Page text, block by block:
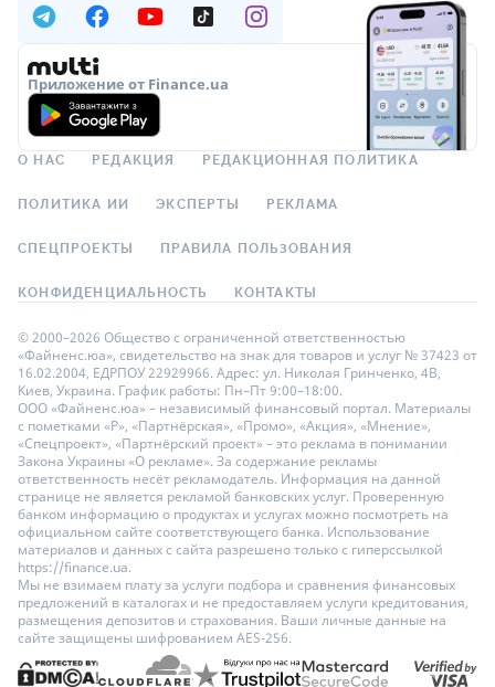
Приложение от Finance.ua
О НАС РЕДАКЦИЯ РЕДАКЦИОННАЯ ПОЛИТИКА
ПОЛИТИКА ИИ ЭКСПЕРТЫ РЕКЛАМА
СПЕЦПРОЕКТЫ ПРАВИЛА ПОЛЬЗОВАНИЯ
КОНФИДЕНЦИАЛЬНОСТЬ КОНТАКТЫ
© 2000–2026 Общество с ограниченной ответственностью
«Файненс.юа», свидетельство на знак для товаров и услуг № 37423 от
16.02.2004, ЕДРПОУ 22929966. Адрес: ул. Николая Гринченко, 4В,
Киев, Украина. График работы: Пн–Пт 9:00–18:00.
ООО «Файненс.юа» – независимый финансовый портал. Материалы
с пометками «Р», «Партнёрская», «Промо», «Акция», «Мнение»,
«Спецпроект», «Партнёрский проект» – это реклама в понимании
Закона Украины «О рекламе». За содержание рекламы
ответственность несёт рекламодатель. Информация на данной
странице не является рекламой банковских услуг. Проверенную
банком информацию о продуктах и услугах можно посмотреть на
официальном сайте соответствующего банка. Использование
материалов и данных с сайта разрешено только с гиперссылкой
https://finance.ua.
Мы не взимаем плату за услуги подбора и сравнения финансовых
предложений в каталогах и не предоставляем услуги кредитования,
размещения депозитов и страхования. Ваши личные данные на
сайте защищены шифрованием AES-256.